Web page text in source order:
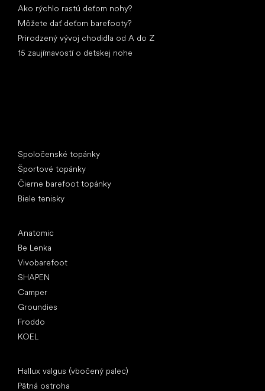
Ako rýchlo rastú deťom nohy?
Môžete dať deťom barefooty?
Prirodzený vývoj chodidla od A do Z
15 zaujímavostí o detskej nohe
Spoločenské topánky
Športové topánky
Čierne barefoot topánky
Biele tenisky
Anatomic
Be Lenka
Vivobarefoot
SHAPEN
Camper
Groundies
Froddo
KOEL
Hallux valgus (vbočený palec)
Pätná ostroha